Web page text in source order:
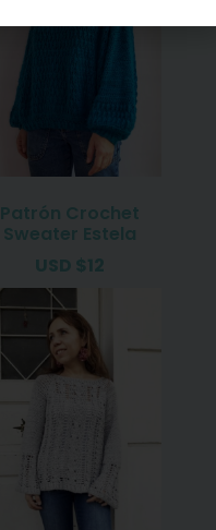
Patrón Crochet
Sweater Estela
USD $12